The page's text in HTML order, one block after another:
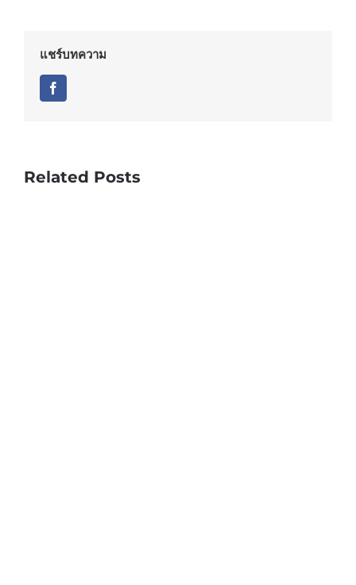
แชร์บทความ
Related Posts